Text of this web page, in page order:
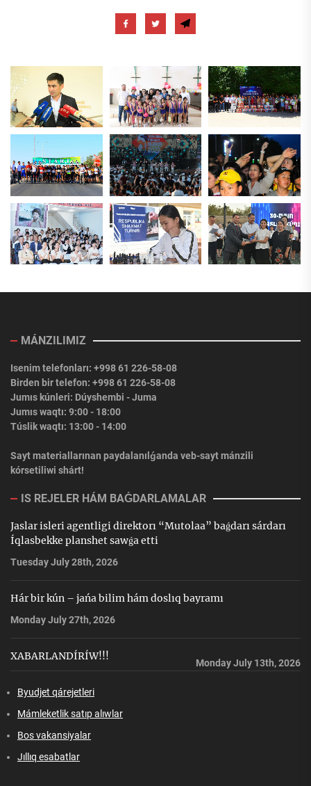
MÁNZILIMIZ
Isenim telefonları: +998 61 226-58-08
Birden bir telefon: +998 61 226-58-08
Jumıs kúnleri: Dúyshembi - Juma
Jumıs waqtı: 9:00 - 18:00
Túslik waqtı: 13:00 - 14:00
Sayt materiallarınan paydalanılǵanda veb-sayt mánzili
kórsetiliwi shárt!
IS REJELER HÁM BAǴDARLAMALAR
Jaslar isleri agentligi direktorı “Mutolaa” baǵdarı sárdarı
Íqlasbekke planshet sawǵa etti
Tuesday July 28th, 2026
Hár bir kún – jańa bilim hám doslıq bayramı
Monday July 27th, 2026
XABARLANDÍRÍW!!!
Monday July 13th, 2026
Byudjet qárejetleri
Mámleketlik satıp alıwlar
Bos vakansiyalar
Jıllıq esabatlar